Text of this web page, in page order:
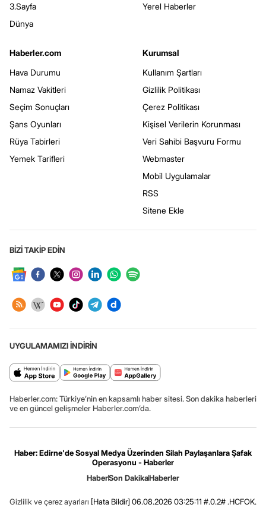
3.Sayfa
Dünya
Yerel Haberler
Haberler.com
Hava Durumu
Namaz Vakitleri
Seçim Sonuçları
Şans Oyunları
Rüya Tabirleri
Yemek Tarifleri
Kurumsal
Kullanım Şartları
Gizlilik Politikası
Çerez Politikası
Kişisel Verilerin Korunması
Veri Sahibi Başvuru Formu
Webmaster
Mobil Uygulamalar
RSS
Sitene Ekle
BİZİ TAKİP EDİN
UYGULAMAMIZI İNDİRİN
Haberler.com: Türkiye’nin en kapsamlı haber sitesi. Son dakika haberleri
ve en güncel gelişmeler Haberler.com’da.
Haber: Edirne'de Sosyal Medya Üzerinden Silah Paylaşanlara Şafak
Operasyonu - Haberler
HaberSon DakikaHaberler
Gizlilik ve çerez ayarları [Hata Bildir] 06.08.2026 03:25:11 #.0.2# .HCFOK.